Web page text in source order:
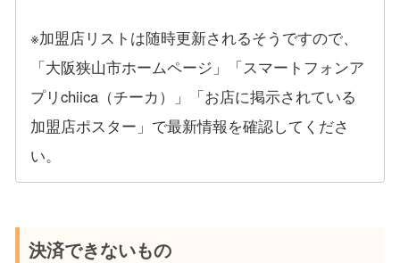
※加盟店リストは随時更新されるそうですので、
「大阪狭山市ホームページ」「スマートフォンア
プリchiica（チーカ）」「お店に掲示されている
加盟店ポスター」で最新情報を確認してくださ
い。
決済できないもの